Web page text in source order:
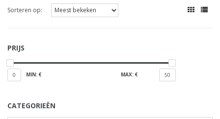
Sorteren op:
PRIJS
0 MIN: € MAX: € 50
CATEGORIEËN